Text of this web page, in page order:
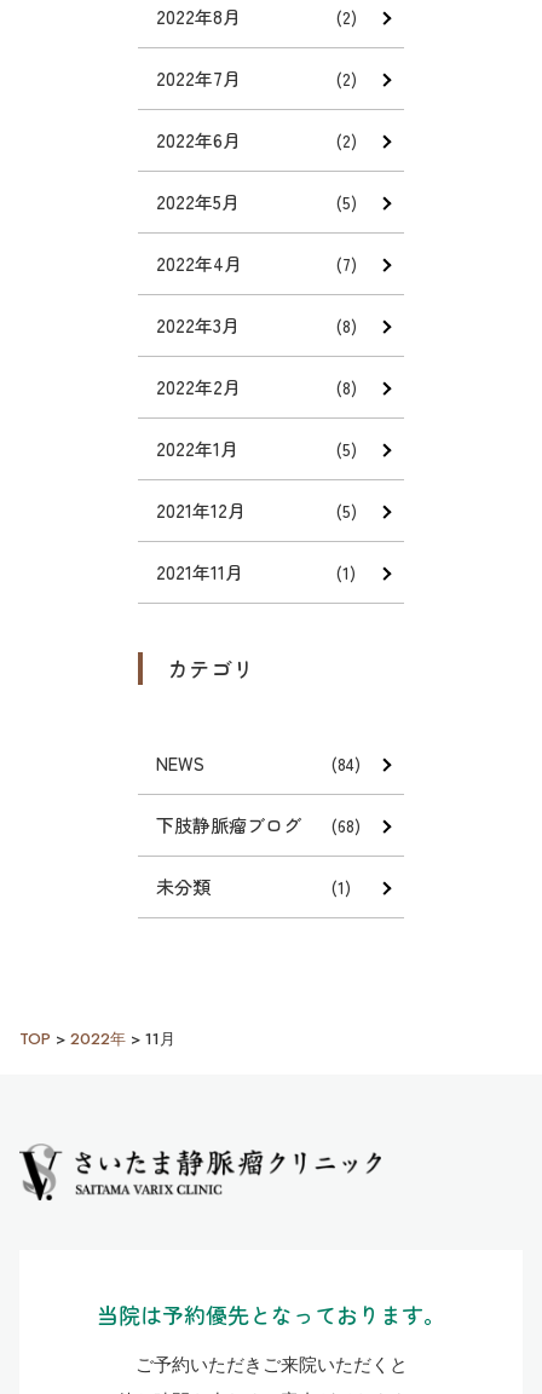
2022年8月 (2)
2022年7月 (2)
2022年6月 (2)
2022年5月 (5)
2022年4月 (7)
2022年3月 (8)
2022年2月 (8)
2022年1月 (5)
2021年12月 (5)
2021年11月 (1)
カテゴリ
NEWS (84)
下肢静脈瘤ブログ (68)
未分類 (1)
TOP > 2022年 > 11月
当院は予約優先となっております。
ご予約いただきご来院いただくと